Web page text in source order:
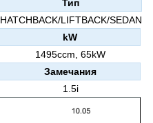
HATCHBACK/LIFTBACK/SEDAN
Тип
1495ccm, 65kW
kW
1.5i
Замечания